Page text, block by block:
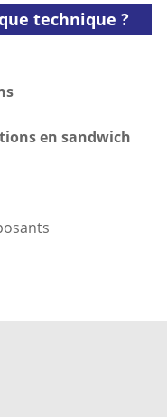
technique ?
en sandwich